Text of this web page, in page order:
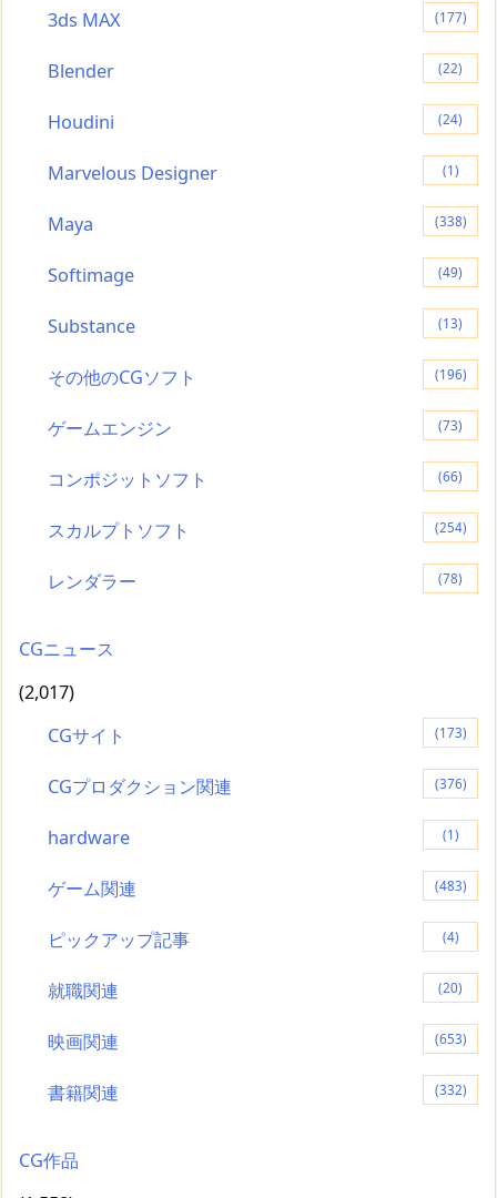
3ds MAX (177)
Blender (22)
Houdini (24)
Marvelous Designer (1)
Maya (338)
Softimage (49)
Substance (13)
その他のCGソフト (196)
ゲームエンジン (73)
コンポジットソフト (66)
スカルプトソフト (254)
レンダラー (78)
CGニュース
(2,017)
CGサイト
(173)
CGプロダクション関連 (376)
hardware (1)
ゲーム関連 (483)
ピックアップ記事 (4)
就職関連 (20)
映画関連 (653)
書籍関連 (332)
CG作品